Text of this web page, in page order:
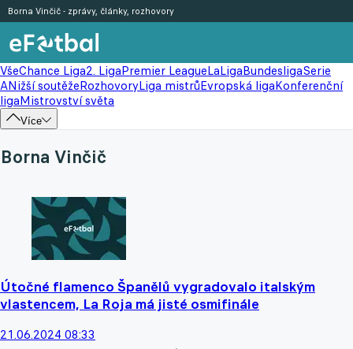
VšeChance Liga2. LigaPremier LeagueLaLigaBundesligaSerie
ANižší soutěžeRozhovoryLiga mistrůEvropská ligaKonferenční
ligaMistrovství světa
Více
Borna Vinčič - zprávy, články, rozhovory
Borna Vinčič
Útočné flamenco Španělů vygradovalo italským
vlastencem, La Roja má jisté osmifinále
21.06.2024 08:33